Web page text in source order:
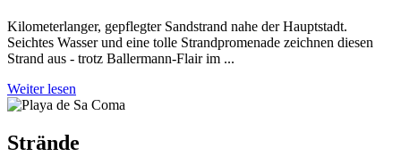
Kilometerlanger, gepflegter Sandstrand nahe der Hauptstadt.
Seichtes Wasser und eine tolle Strandpromenade zeichnen diesen
Strand aus - trotz Ballermann-Flair im ...
Weiter lesen
Strände